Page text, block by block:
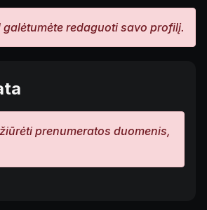
redaguoti savo profilį.
prenumeratos duomenis,